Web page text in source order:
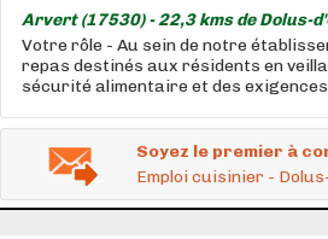
Arvert (17530) - 22,3 kms de Dolus-
Votre rôle - Au sein de notre
repas destinés aux résidents en
sécurité alimentaire et des exigences
Soyez le premier à
Emploi cuisinier -